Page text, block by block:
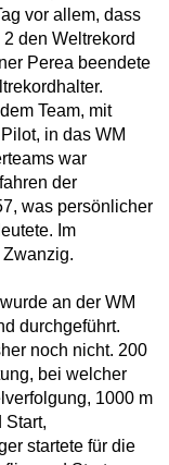
vor allem, dass
den Weltrekord
Perea beendete
Team, mit
in das WM
war
der
was persönlicher
Im
an der WM
durchgeführt.
noch nicht. 200
bei welcher
1000 m
Start,
startete für die